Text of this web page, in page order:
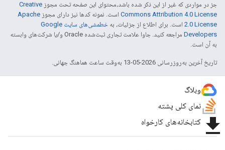
جز در مواردی که غیر از این ذکر شده باشد،‌محتوای این صفحه تحت مجوز Creative
Commons Attribution 4.0 License است. نمونه کدها نیز دارای مجوز Apache
2.0 License است. برای اطلاع از جزئیات، به
خطمشی‌های سایت Google
Developers‏
مراجعه کنید. جاوا علامت تجاری ثبت‌شده Oracle و/یا شرکت‌های وابسته
به آن است.
تاریخ آخرین به‌روزرسانی 2026-05-13 به‌وقت ساعت هماهنگ جهانی.
وبلاگ
نمای کلی پشته
file_download کتابخانه‌های کارخواه